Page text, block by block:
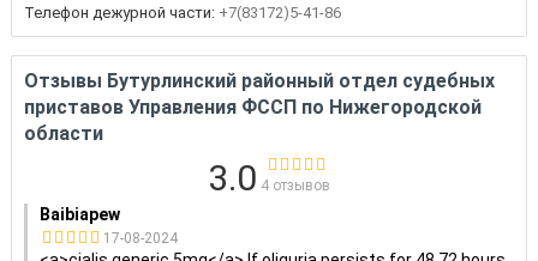
Телефон дежурной части:+7(83172)5-41-86
Отзывы Бутурлинский районный отдел судебных
приставов Управления ФССП по Нижегородской
области
3.0 4 отзывов
Baibiapew
17-08-2024